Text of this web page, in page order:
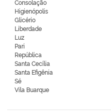
Consolação
Higienópolis
Glicério
Liberdade
Luz
Pari
República
Santa Cecília
Santa Efigênia
Sé
Vila Buarque